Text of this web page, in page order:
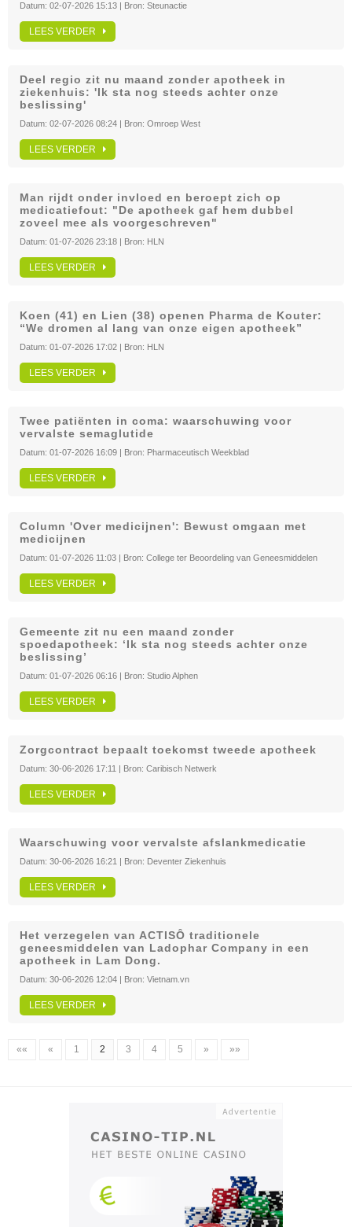
Datum: 02-07-2026 15:13 | Bron: Steunactie
LEES VERDER
Deel regio zit nu maand zonder apotheek in
ziekenhuis: 'Ik sta nog steeds achter onze
beslissing'
Datum: 02-07-2026 08:24 | Bron: Omroep West
LEES VERDER
Man rijdt onder invloed en beroept zich op
medicatiefout: "De apotheek gaf hem dubbel
zoveel mee als voorgeschreven"
Datum: 01-07-2026 23:18 | Bron: HLN
LEES VERDER
Koen (41) en Lien (38) openen Pharma de Kouter:
“We dromen al lang van onze eigen apotheek”
Datum: 01-07-2026 17:02 | Bron: HLN
LEES VERDER
Twee patiënten in coma: waarschuwing voor
vervalste semaglutide
Datum: 01-07-2026 16:09 | Bron: Pharmaceutisch Weekblad
LEES VERDER
Column 'Over medicijnen': Bewust omgaan met
medicijnen
Datum: 01-07-2026 11:03 | Bron: College ter Beoordeling van Geneesmiddelen
LEES VERDER
Gemeente zit nu een maand zonder
spoedapotheek: ‘Ik sta nog steeds achter onze
beslissing’
Datum: 01-07-2026 06:16 | Bron: Studio Alphen
LEES VERDER
Zorgcontract bepaalt toekomst tweede apotheek
Datum: 30-06-2026 17:11 | Bron: Caribisch Netwerk
LEES VERDER
Waarschuwing voor vervalste afslankmedicatie
Datum: 30-06-2026 16:21 | Bron: Deventer Ziekenhuis
LEES VERDER
Het verzegelen van ACTISÔ traditionele
geneesmiddelen van Ladophar Company in een
apotheek in Lam Dong.
Datum: 30-06-2026 12:04 | Bron: Vietnam.vn
LEES VERDER
«« « 1 2 3 4 5 » »»